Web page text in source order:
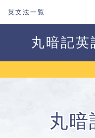
英文法一覧
丸暗記
丸